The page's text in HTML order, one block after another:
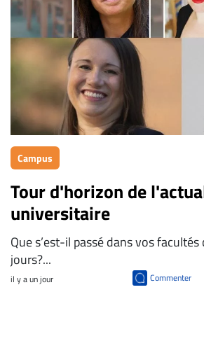
Campus
Tour d'horizon de
universitaire
Que s’est-il passé dans vos
jours?...
il y a un jour Commenter